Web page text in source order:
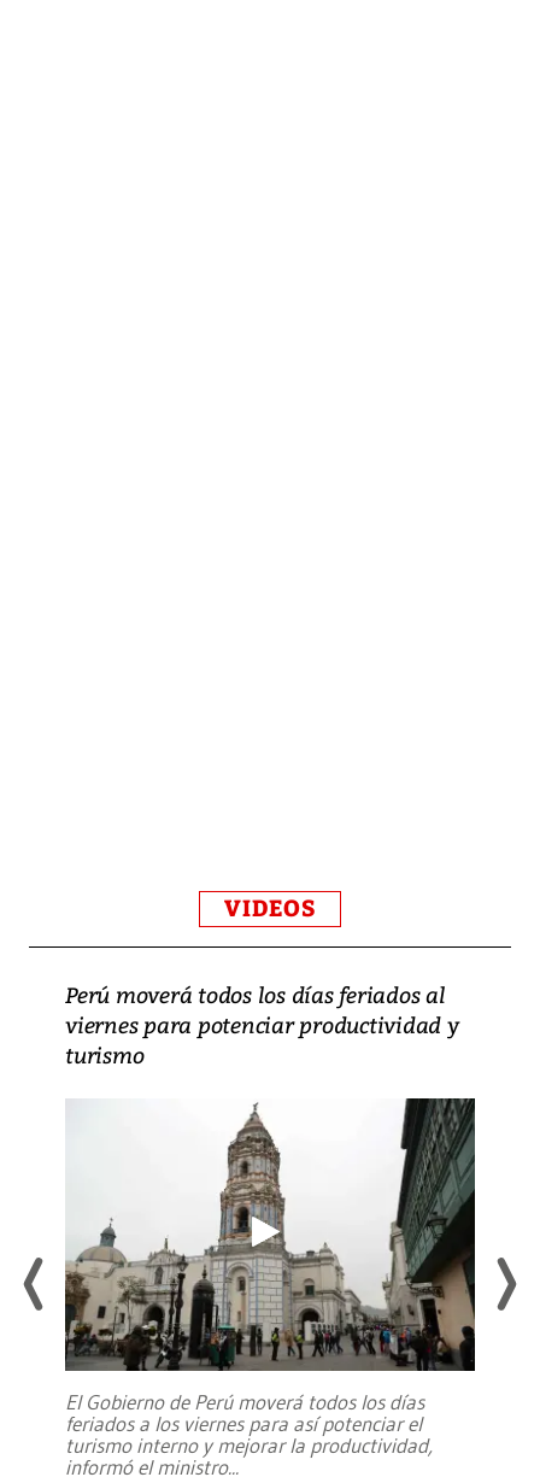
VIDEOS
Perú moverá todos los días feriados al
viernes para potenciar productividad y
turismo
El Gobierno de Perú moverá todos los días
feriados a los viernes para así potenciar el
turismo interno y mejorar la productividad,
informó el ministro...